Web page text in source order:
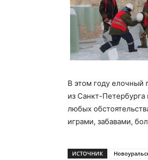
В этом году елочный
из Санкт-
любых
играми, забавами,
ИСТОЧНИК